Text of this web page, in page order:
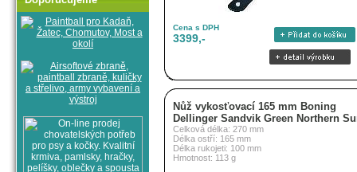
Cena s DPH
3399,-
Nůž vykosťovací 165 mm Boning
Dellinger Sandvik Green Northern
Celková délka: 270 mm
Délka ostří: 165 mm
Délka rukojeti: 100 mm
Hmotnost: 113 g